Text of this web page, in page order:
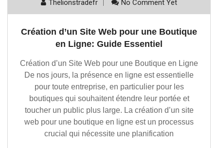
Thelionstradefr No Comment Yet
Création d’un Site Web pour une Boutique
en Ligne: Guide Essentiel
Création d’un Site Web pour une Boutique en Ligne
De nos jours, la présence en ligne est essentielle
pour toute entreprise, en particulier pour les
boutiques qui souhaitent étendre leur portée et
toucher un public plus large. La création d’un site
web pour une boutique en ligne est un processus
crucial qui nécessite une planification